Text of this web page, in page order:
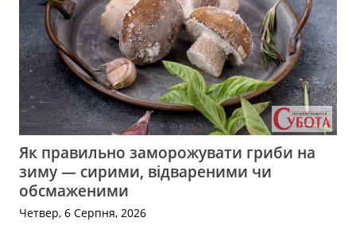
Як правильно заморожувати гриби на
зиму — сирими, відвареними чи
обсмаженими
Четвер, 6 Серпня, 2026